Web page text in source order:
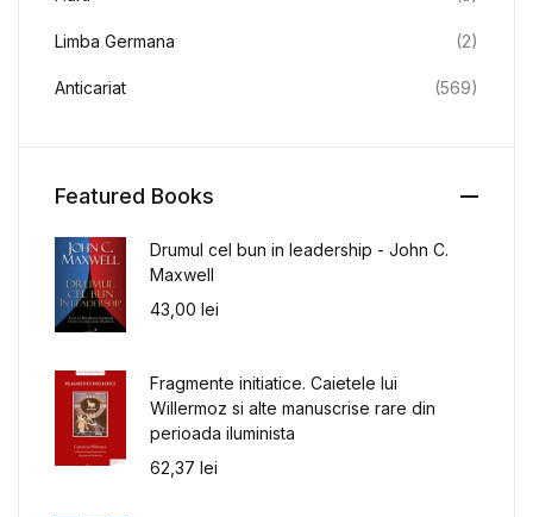
Limba Germana (2)
Anticariat (569)
Featured Books
Drumul cel bun in leadership - John C.
Maxwell
43,00 lei
Fragmente initiatice. Caietele lui
Willermoz si alte manuscrise rare din
perioada iluminista
62,37 lei